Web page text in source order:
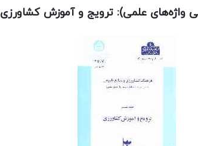
واژه‌های علمی): ترویج و آموزش کشاورزی